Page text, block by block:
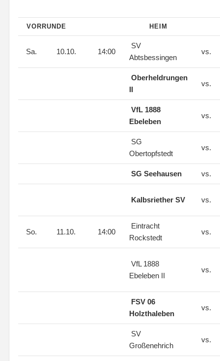
VORRUNDE HEIM
Sa. 10.10. 14:00
SV
Abtsbessingen
vs.
Oberheldrungen
II
vs.
VfL 1888
Ebeleben
vs.
SG
Obertopfstedt
vs.
SG Seehausen vs.
Kalbsriether SV vs.
So. 11.10. 14:00
Eintracht
Rockstedt
vs.
VfL 1888
Ebeleben II
vs.
FSV 06
Holzthaleben
vs.
SV
Großenehrich
vs.